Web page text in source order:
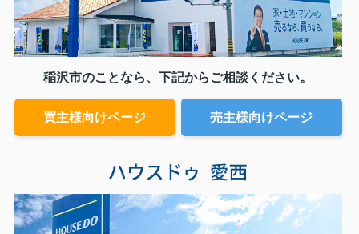
稲沢市のことなら、下記からご相談ください。
買主様向けページ 売主様向けページ